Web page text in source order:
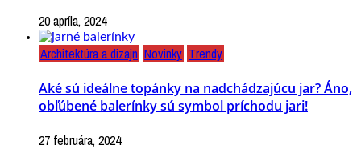
20 apríla, 2024
Architektúra a dizajn Novinky Trendy
Aké sú ideálne topánky na nadchádzajúcu jar? Áno,
obľúbené balerínky sú symbol príchodu jari!
27 februára, 2024